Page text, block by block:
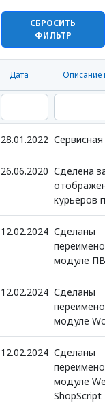
СБРОСИТЬ
ФИЛЬТР
Дата Описание
28.01.2022
26.06.2020 Сделена
курьеров
12.02.2024 Сделаны
модуле
12.02.2024 Сделаны
модуле
12.02.2024 Сделаны
модуле
ShopScript